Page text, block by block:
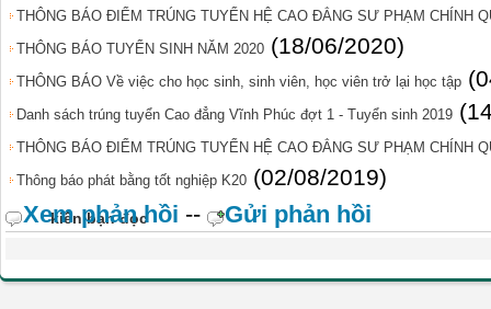
THÔNG BÁO ĐIỂM TRÚNG TUYỂN HỆ CAO ĐẲNG SƯ PHẠM CHÍNH
THÔNG BÁO TUYỂN SINH NĂM 2020 (18/06/2020)
THÔNG BÁO Về việc cho học sinh, sinh viên, học viên trở lại học tập
Danh sách trúng tuyển Cao đẳng Vĩnh Phúc đợt 1 - Tuyển sinh 2019
THÔNG BÁO ĐIỂM TRÚNG TUYỂN HỆ CAO ĐẲNG SƯ PHẠM CHÍNH
Thông báo phát bằng tốt nghiệp K20 (02/08/2019)
kiến bạn đọc
Xem phản hồi -- Gửi phản hồi